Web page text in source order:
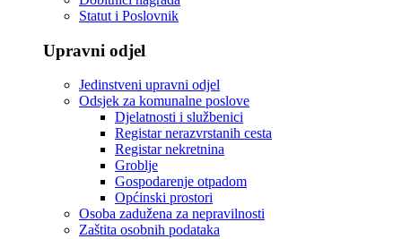
Statut i Poslovnik
Upravni odjel
Jedinstveni upravni odjel
Odsjek za komunalne poslove
Djelatnosti i službenici
Registar nerazvrstanih cesta
Registar nekretnina
Groblje
Gospodarenje otpadom
Općinski prostori
Osoba zadužena za nepravilnosti
Zaštita osobnih podataka